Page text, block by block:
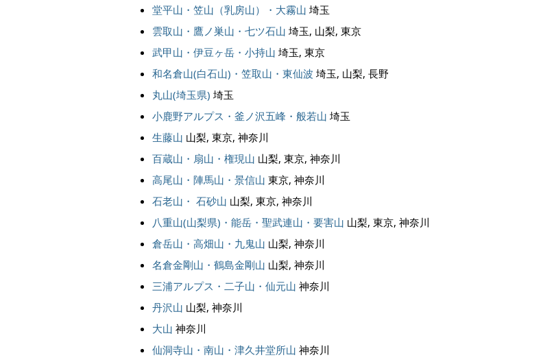
堂平山・笠山（乳房山）・大霧山 埼玉
雲取山・鷹ノ巣山・七ツ石山 埼玉, 山梨, 東京
武甲山・伊豆ヶ岳・小持山 埼玉, 東京
和名倉山(白石山)・笠取山・東仙波 埼玉, 山梨, 長野
丸山(埼玉県) 埼玉
小鹿野アルプス・釜ノ沢五峰・般若山 埼玉
生藤山 山梨, 東京, 神奈川
百蔵山・扇山・権現山 山梨, 東京, 神奈川
高尾山・陣馬山・景信山 東京, 神奈川
石老山・ 石砂山 山梨, 東京, 神奈川
八重山(山梨県)・能岳・聖武連山・要害山 山梨, 東京, 神奈川
倉岳山・高畑山・九鬼山 山梨, 神奈川
名倉金剛山・鶴島金剛山 山梨, 神奈川
三浦アルプス・二子山・仙元山 神奈川
丹沢山 山梨, 神奈川
大山 神奈川
仙洞寺山・南山・津久井堂所山 神奈川